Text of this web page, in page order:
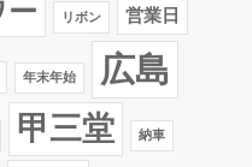
ー リボン 営業日
年末年始 広島
甲三堂 納車